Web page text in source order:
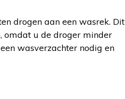
drogen aan een wasrek. Dit
omdat u de droger minder
wasverzachter nodig en